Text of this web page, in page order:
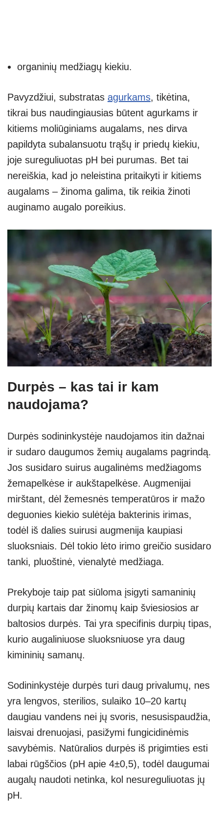
organinių medžiagų kiekiu.
Pavyzdžiui, substratas agurkams, tikėtina,
tikrai bus naudingiausias būtent agurkams ir
kitiems moliūginiams augalams, nes dirva
papildyta subalansuotu trąšų ir priedų kiekiu,
joje sureguliuotas pH bei purumas. Bet tai
nereiškia, kad jo neleistina pritaikyti ir kitiems
augalams – žinoma galima, tik reikia žinoti
auginamo augalo poreikius.
Durpės – kas tai ir kam
naudojama?
Durpės sodininkystėje naudojamos itin dažnai
ir sudaro daugumos žemių augalams pagrindą.
Jos susidaro suirus augalinėms medžiagoms
žemapelkėse ir aukštapelkėse. Augmenijai
mirštant, dėl žemesnės temperatūros ir mažo
deguonies kiekio sulėtėja bakterinis irimas,
todėl iš dalies suirusi augmenija kaupiasi
sluoksniais. Dėl tokio lėto irimo greičio susidaro
tanki, pluoštinė, vienalytė medžiaga.
Prekyboje taip pat siūloma įsigyti samaninių
durpių kartais dar žinomų kaip šviesiosios ar
baltosios durpės. Tai yra specifinis durpių tipas,
kurio augaliniuose sluoksniuose yra daug
kimininių samanų.
Sodininkystėje durpės turi daug privalumų, nes
yra lengvos, sterilios, sulaiko 10–20 kartų
daugiau vandens nei jų svoris, nesusispaudžia,
laisvai drenuojasi, pasižymi fungicidinėmis
savybėmis. Natūralios durpės iš prigimties esti
labai rūgščios (pH apie 4±0,5), todėl daugumai
augalų naudoti netinka, kol nesureguliuotas jų
pH.